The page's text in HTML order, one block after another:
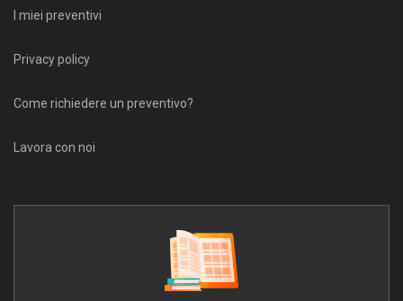
I miei preventivi
Privacy policy
Come richiedere un preventivo?
Lavora con noi